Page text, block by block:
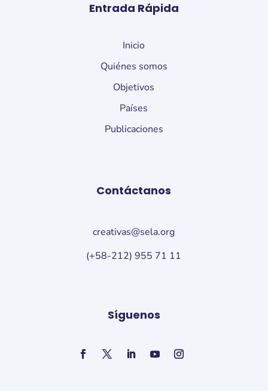
Entrada Rápida
Inicio
Quiénes somos
Objetivos
Países
Publicaciones
Contáctanos
creativas@sela.org
(+58-212) 955 71 11
Síguenos